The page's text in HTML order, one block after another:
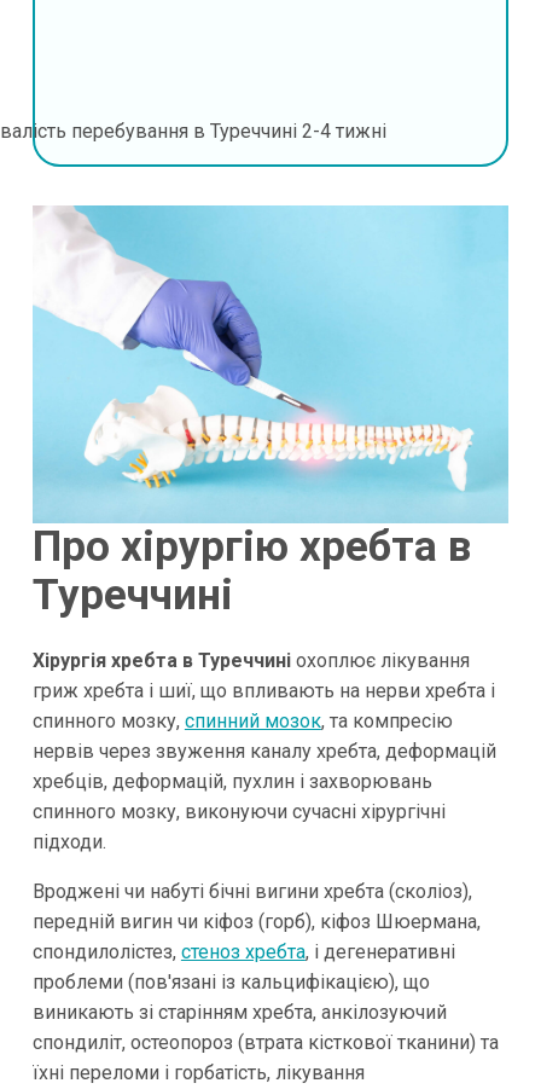
перебування в Туреччині 2-4 тижні
Про хірургію хребта в
Туреччині
Хірургія хребта в Туреччиніохоплює лікування
гриж хребта і шиї, що впливають на нерви хребта і
спинного мозку, спинний мозок, та компресію
нервів через звуження каналу хребта, деформацій
хребців, деформацій, пухлин і захворювань
спинного мозку, виконуючи сучасні хірургічні
підходи.
Вроджені чи набуті бічні вигини хребта (сколіоз),
передній вигин чи кіфоз (горб), кіфоз Шюермана,
спондилолістез, стеноз хребта, і дегенеративні
проблеми (пов'язані із кальцифікацією), що
виникають зі старінням хребта, анкілозуючий
спондиліт, остеопороз (втрата кісткової тканини) та
їхні переломи і горбатість, лікування